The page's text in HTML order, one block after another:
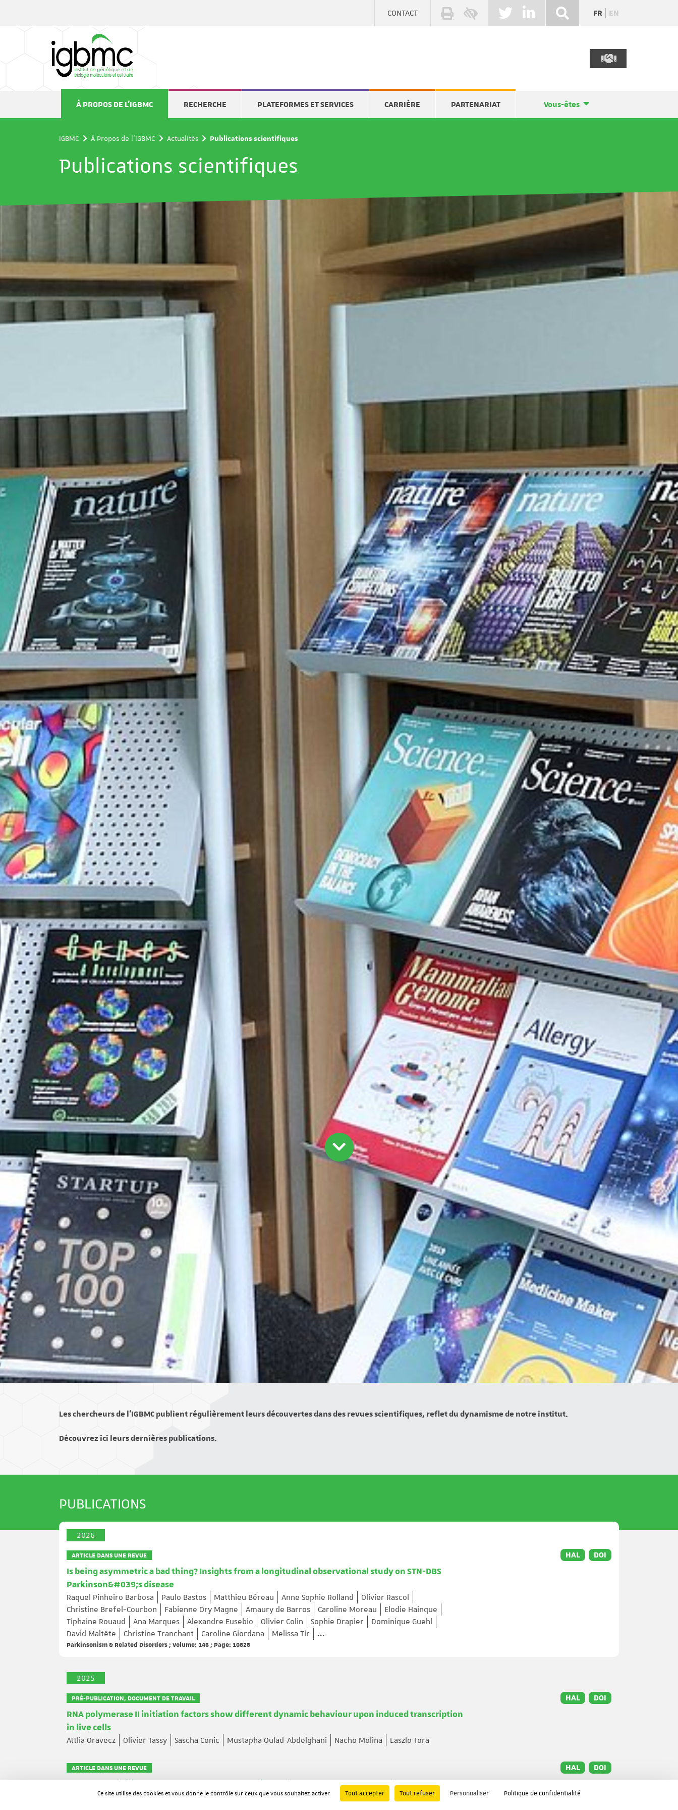
CONTACT FR EN
À PROPOS DE L'IGBMC RECHERCHE PLATEFORMES ET SERVICES CARRIÈRE PARTENARIAT Vous-êtes
IGBMC À Propos de l'IGBMC Actualités Publications scientifiques
Publications scientifiques
Les chercheurs de l’IGBMC publient régulièrement leurs découvertes dans des revues scientifiques, reflet du dynamisme de notre institut.
Découvrez ici leurs dernières publications.
PUBLICATIONS
2026
ARTICLE DANS UNE REVUE
Is being asymmetric a bad thing? Insights from a longitudinal observational study on STN-DBS
Parkinson&#039;s disease
Raquel Pinheiro Barbosa Paulo Bastos Matthieu Béreau Anne Sophie Rolland
Olivier Rascol
Christine Brefel-Courbon
Fabienne Ory Magne Amaury de Barros Caroline Moreau
Elodie Hainque
Tiphaine Rouaud
Ana Marques Alexandre Eusebio Olivier Colin Sophie Drapier
Dominique Guehl
David Maltête
Christine Tranchant Caroline Giordana Melissa Tir ...
Parkinsonism & Related Disorders ; Volume: 146 ; Page: 10828
HAL DOI
2025
PRÉ-PUBLICATION, DOCUMENT DE TRAVAIL
RNA polymerase II initiation factors show different dynamic behaviour upon induced transcription
in live cells
Attlia Oravecz Olivier Tassy Sascha Conic Mustapha Oulad-Abdelghani Nacho Molina Laszlo Tora
HAL DOI
ARTICLE DANS UNE REVUE
Targeted Inhibition of CBP/p300–NCOA3 Interactions with an α-Methylated Peptide
Aurora Silvestri Judit Osz Alexis Jouin Valentin Bauer Sandra Chalhoub Vladimir Torbeev Natacha Rochel
HAL DOI
Ce site utilise des cookies et vous donne le contrôle sur ceux que vous souhaitez activer Tout accepter Tout refuser Personnaliser Politique de confidentialité